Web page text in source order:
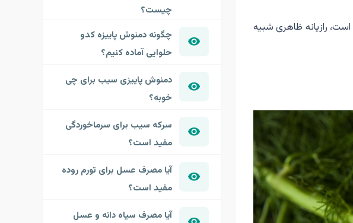
است، رازیانه ظاهری شبیه
چیست؟
چگونه دمنوش پاییزه کدو
حلوایی آماده کنیم؟
دمنوش پاییزی سیب برای چی
خوبه؟
سرکه سیب برای سرماخوردگی
مفید است؟
آیا مصرف عسل برای تورم روده
مفید است؟
آیا مصرف سیاه دانه و عسل